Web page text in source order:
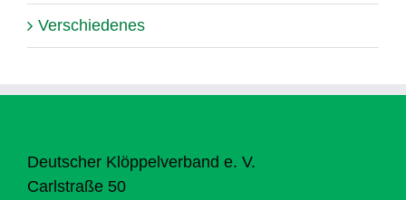
Verschiedenes
Deutscher Klöppelverband e. V.
Carlstraße 50